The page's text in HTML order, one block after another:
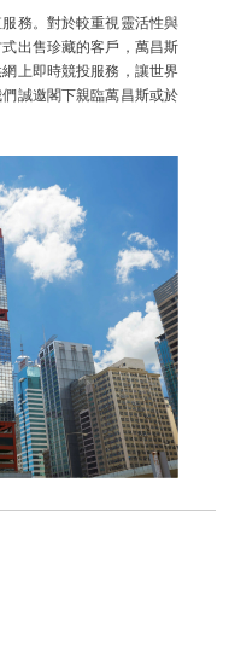
務。對於較重視靈活性與
出售珍藏的客戶，萬昌斯
上即時競投服務，讓世界
誠邀閣下親臨萬昌斯或於